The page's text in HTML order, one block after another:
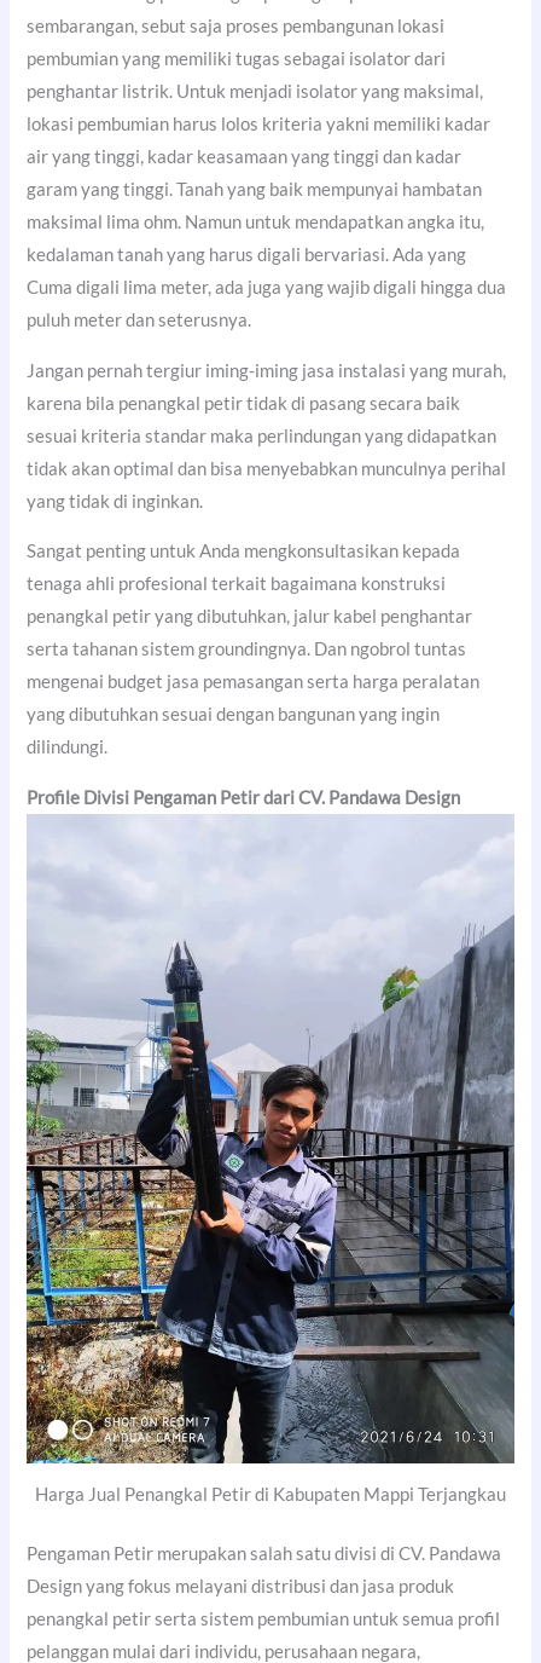
sembarangan, sebut saja proses pembangunan lokasi
pembumian yang memiliki tugas sebagai isolator dari
penghantar listrik. Untuk menjadi isolator yang maksimal,
lokasi pembumian harus lolos kriteria yakni memiliki kadar
air yang tinggi, kadar keasamaan yang tinggi dan kadar
garam yang tinggi. Tanah yang baik mempunyai hambatan
maksimal lima ohm. Namun untuk mendapatkan angka itu,
kedalaman tanah yang harus digali bervariasi. Ada yang
Cuma digali lima meter, ada juga yang wajib digali hingga dua
puluh meter dan seterusnya.
Jangan pernah tergiur iming-iming jasa instalasi yang murah,
karena bila penangkal petir tidak di pasang secara baik
sesuai kriteria standar maka perlindungan yang didapatkan
tidak akan optimal dan bisa menyebabkan munculnya perihal
yang tidak di inginkan.
Sangat penting untuk Anda mengkonsultasikan kepada
tenaga ahli profesional terkait bagaimana konstruksi
penangkal petir yang dibutuhkan, jalur kabel penghantar
serta tahanan sistem groundingnya. Dan ngobrol tuntas
mengenai budget jasa pemasangan serta harga peralatan
yang dibutuhkan sesuai dengan bangunan yang ingin
dilindungi.
Profile Divisi Pengaman Petir dari CV. Pandawa Design
Harga Jual Penangkal Petir di Kabupaten Mappi Terjangkau
Pengaman Petir merupakan salah satu divisi di CV. Pandawa
Design yang fokus melayani distribusi dan jasa produk
penangkal petir serta sistem pembumian untuk semua profil
pelanggan mulai dari individu, perusahaan negara,